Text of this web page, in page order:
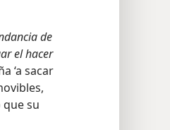
de
el hacer
‘a sacar
su